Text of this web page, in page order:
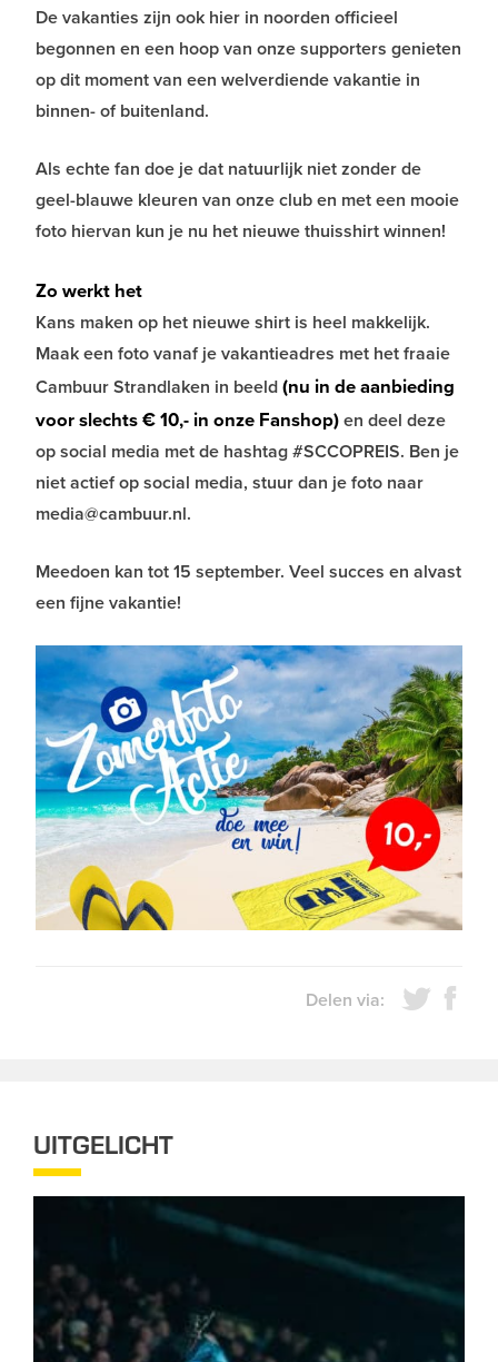
De vakanties zijn ook hier in noorden officieel
begonnen en een hoop van onze supporters genieten
op dit moment van een welverdiende vakantie in
binnen- of buitenland.
Als echte fan doe je dat natuurlijk niet zonder de
geel-blauwe kleuren van onze club en met een mooie
foto hiervan kun je nu het nieuwe thuisshirt winnen!
Zo werkt het
Kans maken op het nieuwe shirt is heel makkelijk.
Maak een foto vanaf je vakantieadres met het fraaie
Cambuur Strandlaken in beeld(nu in de aanbieding
voor slechts € 10,- in onze Fanshop)en deel deze
op social media met de hashtag #SCCOPREIS. Ben je
niet actief op social media, stuur dan je foto naar
media@cambuur.nl.
Meedoen kan tot 15 september. Veel succes en alvast
een fijne vakantie!
Delen via:
UITGELICHT